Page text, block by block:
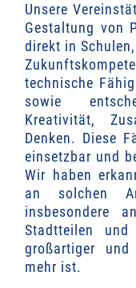
Unsere
Gestaltung von
direkt in
technische
sowie
Kreativität,
Denken. Diese
einsetzbar und
Wir haben
an solchen
insbesondere
Stadtteilen
großartiger
mehr ist.